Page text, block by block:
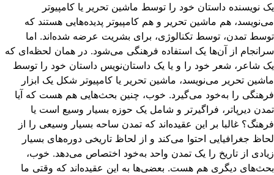
نویسنده داستان خود را توسط ماشین تحریر یا کامپیوتر
هم ماشین تحریر و هم کامپیوتر پدیده‌هایی هستند که
تمدن، توسط تکنالوژی، برای بشریت عرضه شده‌اند. اما
از آن‌ها یک استفاده فرهنگی می‌شود. در همان لحظه‌ای که
شاعر، شعر خود را و یا یک داستان‌نویس داستان خود را توسط
تحریر می‌نویسد، ماشین تحریر یا کامپیوتر شکل یک ابزار
را به‌خود می‌گیرد. خوب، چنین بحث‌هایی هم هست که آیا
دیرپاتر، فراگیرتر و شامل یک حوزه بسیار وسیع است یا
غالبا بر این عقیده‌اند که تمدن ساحه بسیار وسیعی را از
جغرافیایی احتوا می‌کند و از لحاظ تاریخی دوره‌های بسیار
از تاریخ را یک تمدن واحد به‌خود اختصاص می‌دهد. خوب،
دیگری هم هست. بعضی‌ها به این عقیده‌اند که وقتی ما